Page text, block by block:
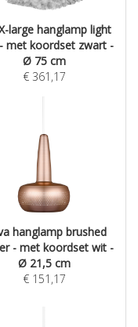
large hanglamp light
met koordset zwart -
Ø 75 cm
€ 361,17
hanglamp brushed
- met koordset wit -
Ø 21,5 cm
€ 151,17